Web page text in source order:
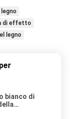
di effetto
legno
bianco di